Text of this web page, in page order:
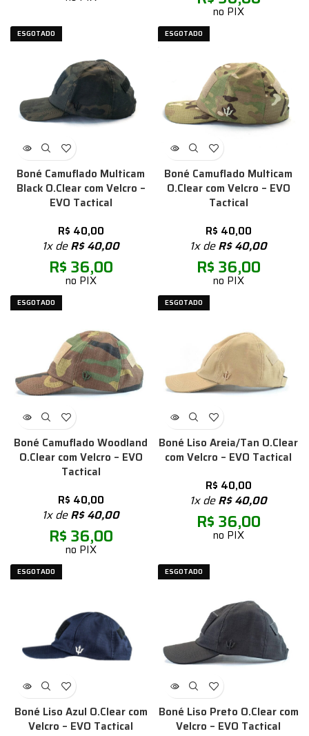
no PIX
ESGOTADO
Boné Camuflado Multicam
Black O.Clear com Velcro –
EVO Tactical
R$ 40,00
1x deR$40,00
R$ 36,00
no PIX
ESGOTADO
Boné Camuflado Multicam
O.Clear com Velcro – EVO
Tactical
R$ 40,00
1x deR$40,00
R$ 36,00
no PIX
ESGOTADO
Boné Camuflado Woodland
O.Clear com Velcro – EVO
Tactical
R$ 40,00
1x deR$40,00
R$ 36,00
no PIX
ESGOTADO
Boné Liso Areia/Tan O.Clear
com Velcro – EVO Tactical
R$ 40,00
1x deR$40,00
R$ 36,00
no PIX
ESGOTADO
Boné Liso Azul O.Clear com
Velcro – EVO Tactical
ESGOTADO
Boné Liso Preto O.Clear com
Velcro – EVO Tactical